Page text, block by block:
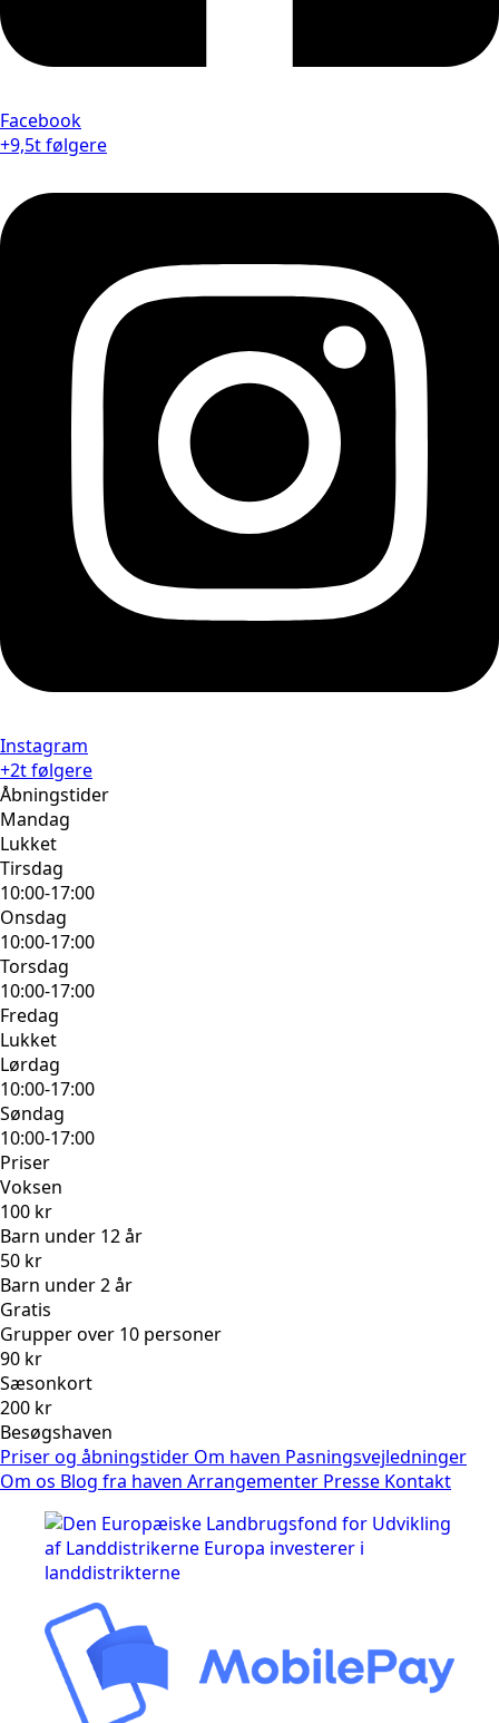
Facebook
+9,5t følgere
Instagram
+2t følgere
Åbningstider
Mandag
Lukket
Tirsdag
10:00-17:00
Onsdag
10:00-17:00
Torsdag
10:00-17:00
Fredag
Lukket
Lørdag
10:00-17:00
Søndag
10:00-17:00
Priser
Voksen
100 kr
Barn under 12 år
50 kr
Barn under 2 år
Gratis
Grupper over 10 personer
90 kr
Sæsonkort
200 kr
Besøgshaven
Priser og åbningstider Om haven Pasningsvejledninger
Om os Blog fra haven Arrangementer Presse Kontakt